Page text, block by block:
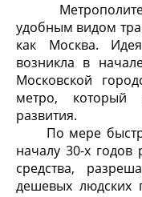
Метрополитен
удобным видом
как Москва.
возникла в
Московской
метро,
развития.
По мере
началу 30-х годов
средства,
дешевых людских